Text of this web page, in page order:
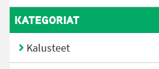
KATEGORIAT
Kalusteet